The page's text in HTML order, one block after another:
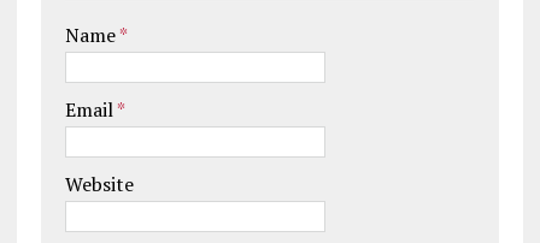
Name*
Email*
Website